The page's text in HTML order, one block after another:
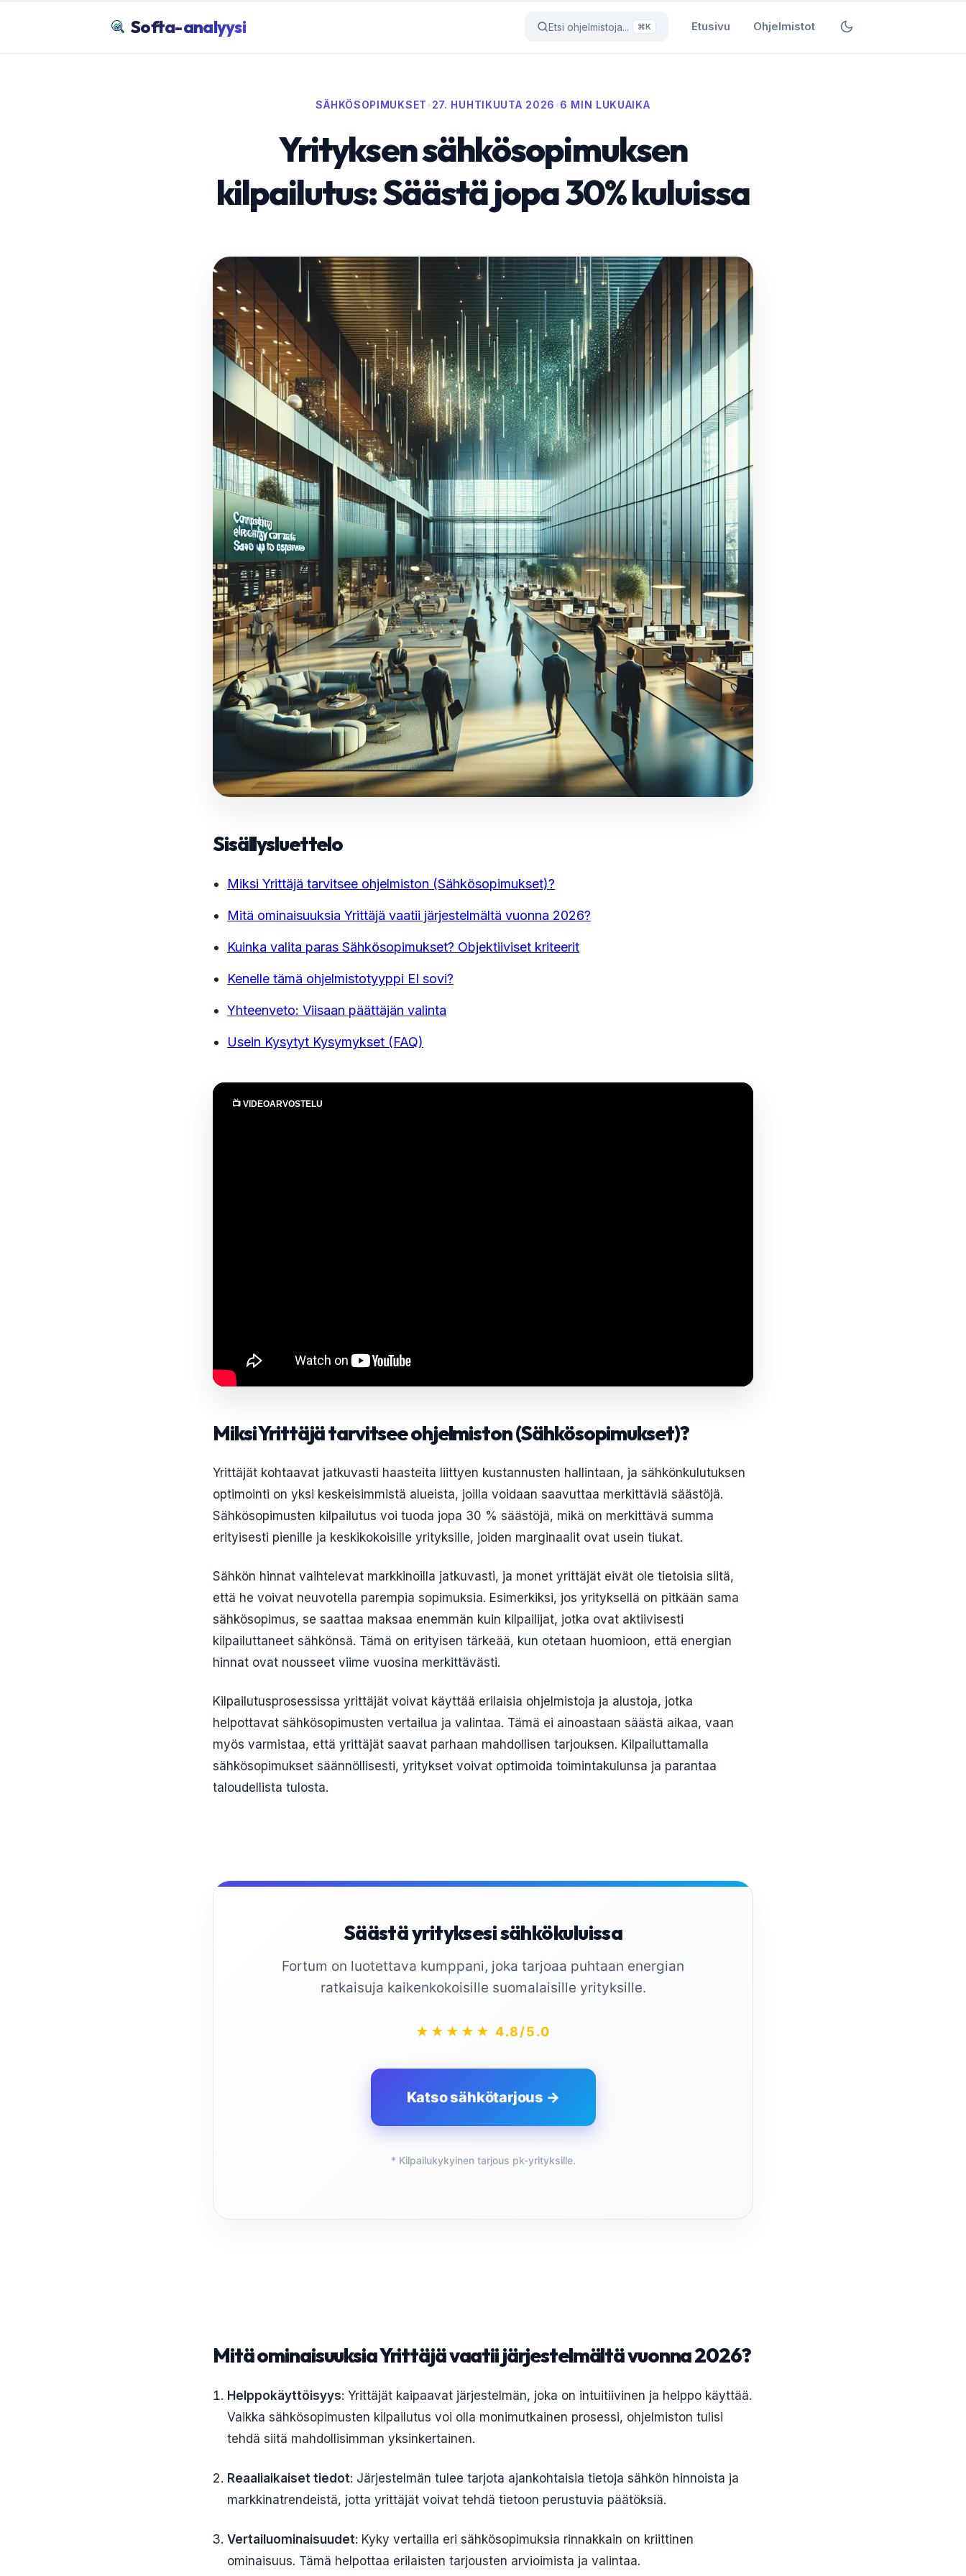
Softa-analyysi Etsi ohjelmistoja... ⌘K Etusivu Ohjelmistot
SÄHKÖSOPIMUKSET•27. HUHTIKUUTA 2026•6 MIN LUKUAIKA
Yrityksen sähkösopimuksen
kilpailutus: Säästä jopa 30% kuluissa
Sisällysluettelo
Miksi Yrittäjä tarvitsee ohjelmiston (Sähkösopimukset)?
Mitä ominaisuuksia Yrittäjä vaatii järjestelmältä vuonna 2026?
Kuinka valita paras Sähkösopimukset? Objektiiviset kriteerit
Kenelle tämä ohjelmistotyyppi EI sovi?
Yhteenveto: Viisaan päättäjän valinta
Usein Kysytyt Kysymykset (FAQ)
📺 VIDEOARVOSTELU
Miksi Yrittäjä tarvitsee ohjelmiston (Sähkösopimukset)?
Yrittäjät kohtaavat jatkuvasti haasteita liittyen kustannusten hallintaan, ja sähkönkulutuksen
optimointi on yksi keskeisimmistä alueista, joilla voidaan saavuttaa merkittäviä säästöjä.
Sähkösopimusten kilpailutus voi tuoda jopa 30 % säästöjä, mikä on merkittävä summa
erityisesti pienille ja keskikokoisille yrityksille, joiden marginaalit ovat usein tiukat.
Sähkön hinnat vaihtelevat markkinoilla jatkuvasti, ja monet yrittäjät eivät ole tietoisia siitä,
että he voivat neuvotella parempia sopimuksia. Esimerkiksi, jos yrityksellä on pitkään sama
sähkösopimus, se saattaa maksaa enemmän kuin kilpailijat, jotka ovat aktiivisesti
kilpailuttaneet sähkönsä. Tämä on erityisen tärkeää, kun otetaan huomioon, että energian
hinnat ovat nousseet viime vuosina merkittävästi.
Kilpailutusprosessissa yrittäjät voivat käyttää erilaisia ohjelmistoja ja alustoja, jotka
helpottavat sähkösopimusten vertailua ja valintaa. Tämä ei ainoastaan säästä aikaa, vaan
myös varmistaa, että yrittäjät saavat parhaan mahdollisen tarjouksen. Kilpailuttamalla
sähkösopimukset säännöllisesti, yritykset voivat optimoida toimintakulunsa ja parantaa
taloudellista tulosta.
Säästä yrityksesi sähkökuluissa
Fortum on luotettava kumppani, joka tarjoaa puhtaan energian
ratkaisuja kaikenkokoisille suomalaisille yrityksille.
★★★★★ 4.8/5.0
Katso sähkötarjous →
* Kilpailukykyinen tarjous pk-yrityksille.
Mitä ominaisuuksia Yrittäjä vaatii järjestelmältä vuonna 2026?
Helppokäyttöisyys: Yrittäjät kaipaavat järjestelmän, joka on intuitiivinen ja helppo käyttää.
Vaikka sähkösopimusten kilpailutus voi olla monimutkainen prosessi, ohjelmiston tulisi
tehdä siitä mahdollisimman yksinkertainen.
Reaaliaikaiset tiedot: Järjestelmän tulee tarjota ajankohtaisia tietoja sähkön hinnoista ja
markkinatrendeistä, jotta yrittäjät voivat tehdä tietoon perustuvia päätöksiä.
Vertailuominaisuudet: Kyky vertailla eri sähkösopimuksia rinnakkain on kriittinen
ominaisuus. Tämä helpottaa erilaisten tarjousten arvioimista ja valintaa.